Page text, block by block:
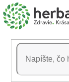
Prejsť
na
obsah